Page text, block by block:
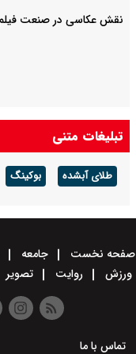
تبلیغات متنی
طلای آبشده بوکینگ
صفحه نخست جامعه
ورزش
روایت تصویر
تماس با ما